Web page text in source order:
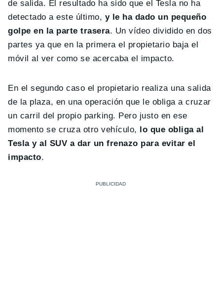
de salida. El resultado ha sido que el Tesla no ha
detectado a este último, y le ha dado un pequeño
golpe en la parte trasera. Un vídeo dividido en dos
partes ya que en la primera el propietario baja el
móvil al ver como se acercaba el impacto.
En el segundo caso el propietario realiza una salida
de la plaza, en una operación que le obliga a cruzar
un carril del propio parking. Pero justo en ese
momento se cruza otro vehículo, lo que obliga al
Tesla y al SUV a dar un frenazo para evitar el
impacto.